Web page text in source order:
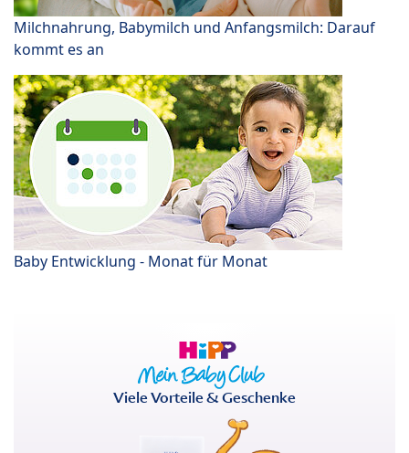
Milchnahrung, Babymilch und Anfangsmilch: Darauf
kommt es an
Baby Entwicklung - Monat für Monat
Viele Vorteile & Geschenke